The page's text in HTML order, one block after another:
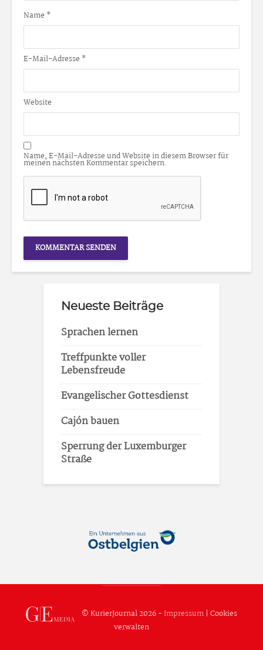
Name *
E-Mail-Adresse *
Website
Name, E-Mail-Adresse und Website in diesem Browser für
meinen nächsten Kommentar speichern.
Neueste Beiträge
Sprachen lernen
Treffpunkte voller
Lebensfreude
Evangelischer Gottesdienst
Cajón bauen
Sperrung der Luxemburger
Straße
© KurierJournal 2026 -Impressum| Cookies
verwalten